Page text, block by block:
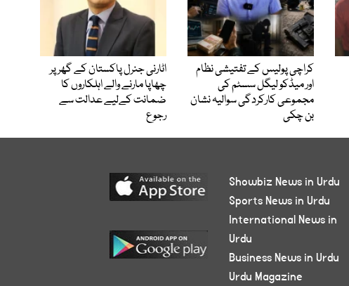
کراچی پولیس کے تفتیشی نظام
اور میڈکو لیگل سسٹم کی
مجموعی کارکردگی سوالیہ نشان
بن چکی
اٹارنی جنرل پاکستان کے گھر پر
چھاپا مارنے والے اہلکاروں کا
ضمانت کےلیے عدالت سے
رجوع
Showbiz News in Urdu
Sports News in Urdu
International News in
Urdu
Business News in Urdu
Urdu Magazine